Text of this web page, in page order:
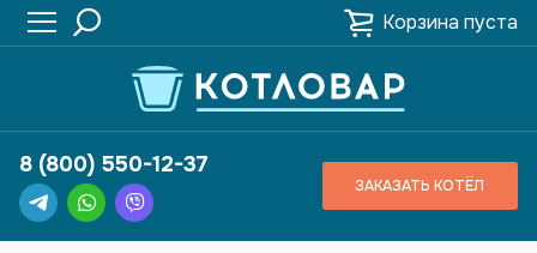
Корзина пуста
8 (800) 550-12-37
ЗАКАЗАТЬ КОТЁЛ